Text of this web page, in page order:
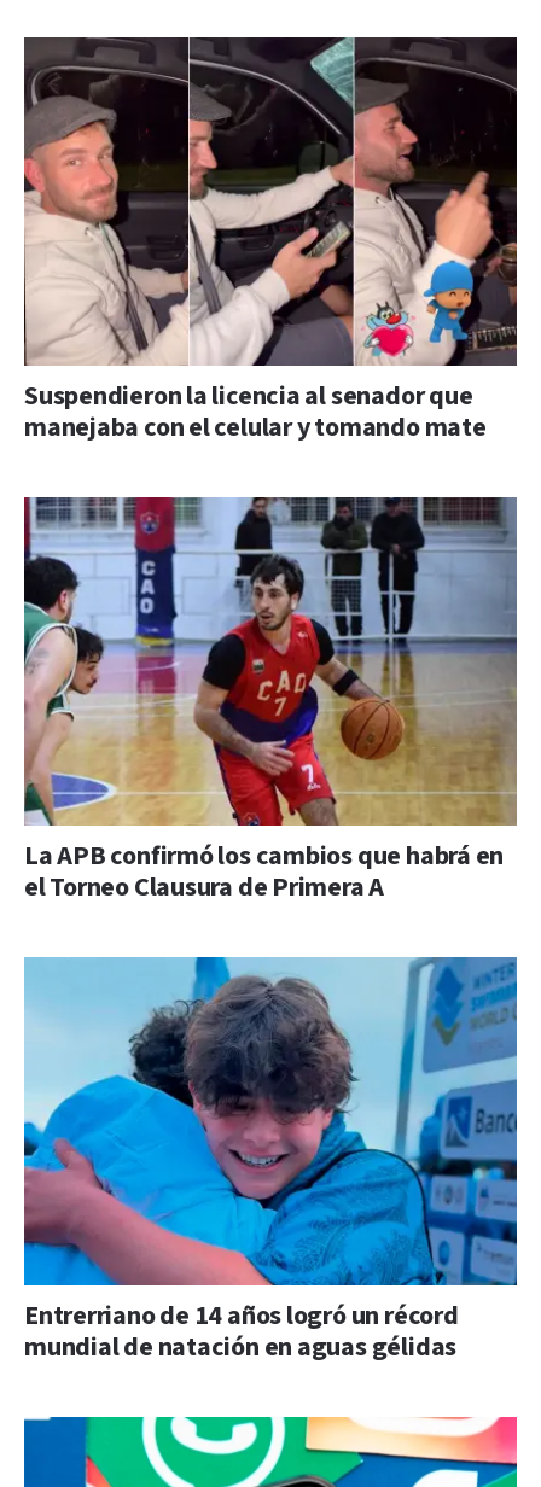
Suspendieron la licencia al senador que
manejaba con el celular y tomando mate
La APB confirmó los cambios que habrá en
el Torneo Clausura de Primera A
Entrerriano de 14 años logró un récord
mundial de natación en aguas gélidas